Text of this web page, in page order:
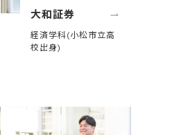
大和証券
経済学科(小松市立高
校出身)